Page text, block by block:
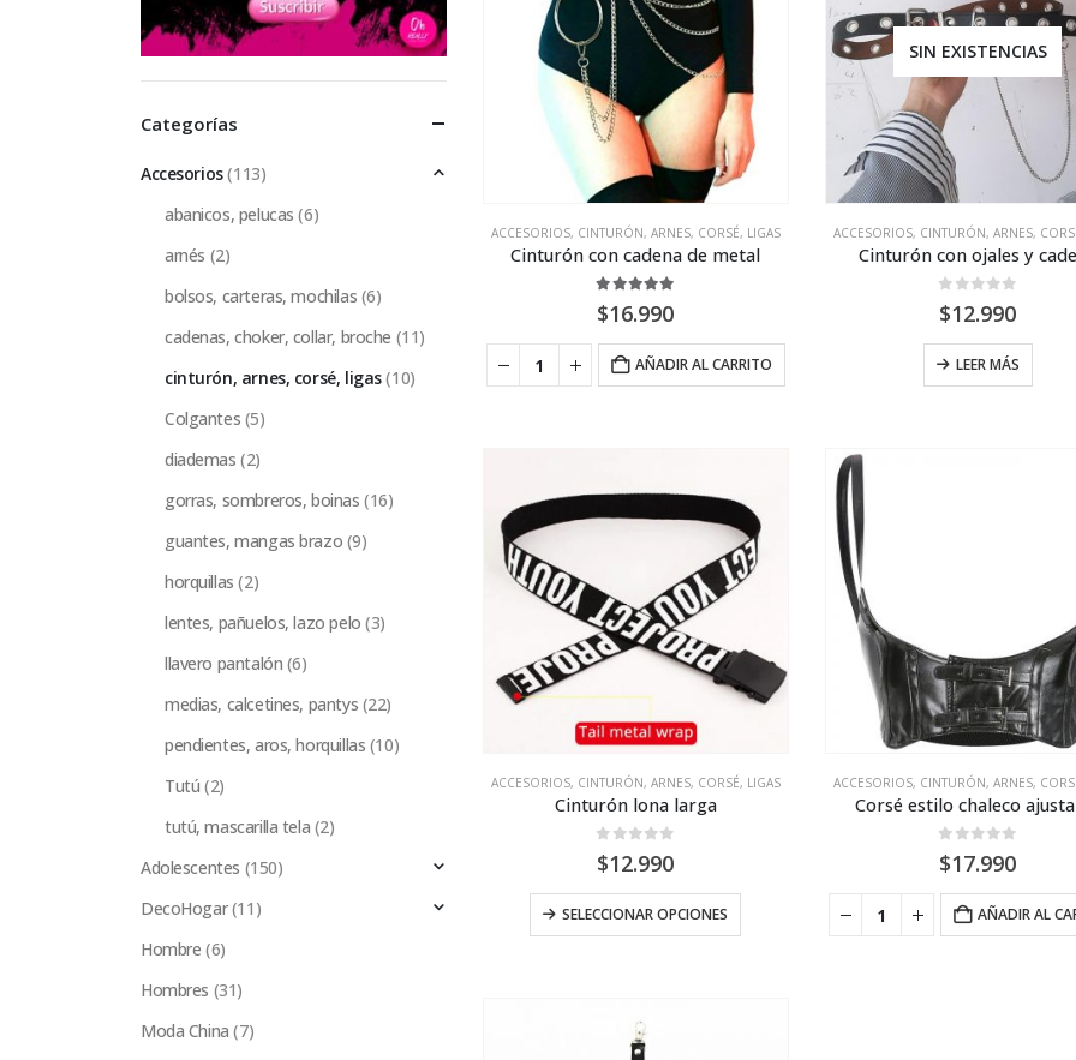
ACCESORIOS, CINTURÓN, ARNES, CORSÉ, LIGAS
Cinturón con cadena de metal
5.00
$16.990
AÑADIR AL CARRITO
SIN EXISTENCIAS
ACCESORIOS, CINTURÓN, ARNES,
Cinturón con ojales y
0
$12.990
LEER MÁS
ACCESORIOS, CINTURÓN, ARNES, CORSÉ, LIGAS
Cinturón lona larga
0
$12.990
SELECCIONAR OPCIONES
producto
ACCESORIOS, CINTURÓN, ARNES,
Corsé estilo chaleco
0
$17.990
AÑADIR AL
Categorías
Accesorios(113)
abanicos, pelucas (6)
arnés (2)
bolsos, carteras, mochilas (6)
cadenas, choker, collar, broche (11)
cinturón, arnes, corsé, ligas(10)
Colgantes (5)
diademas (2)
gorras, sombreros, boinas (16)
guantes, mangas brazo (9)
horquillas (2)
lentes, pañuelos, lazo pelo (3)
llavero pantalón (6)
medias, calcetines, pantys (22)
pendientes, aros, horquillas (10)
Tutú (2)
tutú, mascarilla tela (2)
Adolescentes (150)
DecoHogar(11)
Hombre (6)
Hombres (31)
Moda China (7)